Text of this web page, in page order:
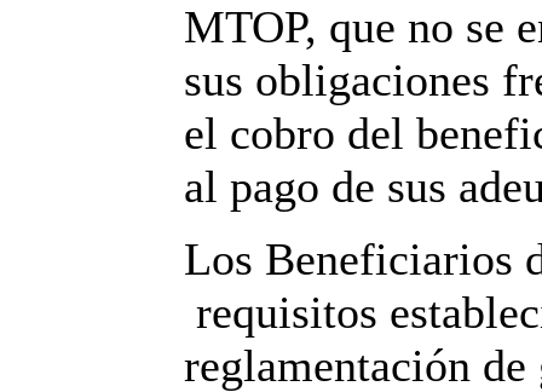
MTOP, que no se
sus obligaciones
el cobro del
al pago de sus
Los Beneficiarios
requisitos
reglamentación